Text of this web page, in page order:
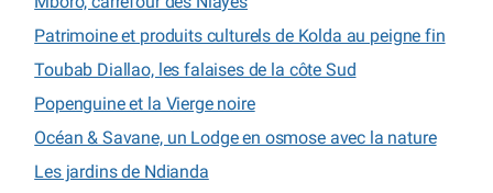
Patrimoine et produits culturels de Kolda au peigne fin
Toubab Diallao, les falaises de la côte Sud
Popenguine et la Vierge noire
Océan & Savane, un Lodge en osmose avec la nature
Les jardins de Ndianda